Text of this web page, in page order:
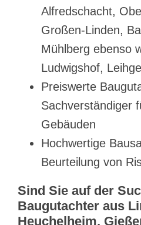
Alfredschacht,
Großen-Linden,
Mühlberg ebenso
Ludwigshof,
Preiswerte
Sachverständiger
Gebäuden
Hochwertige
Beurteilung von
Sind Sie auf der
Baugutachter aus
Heuchelheim,